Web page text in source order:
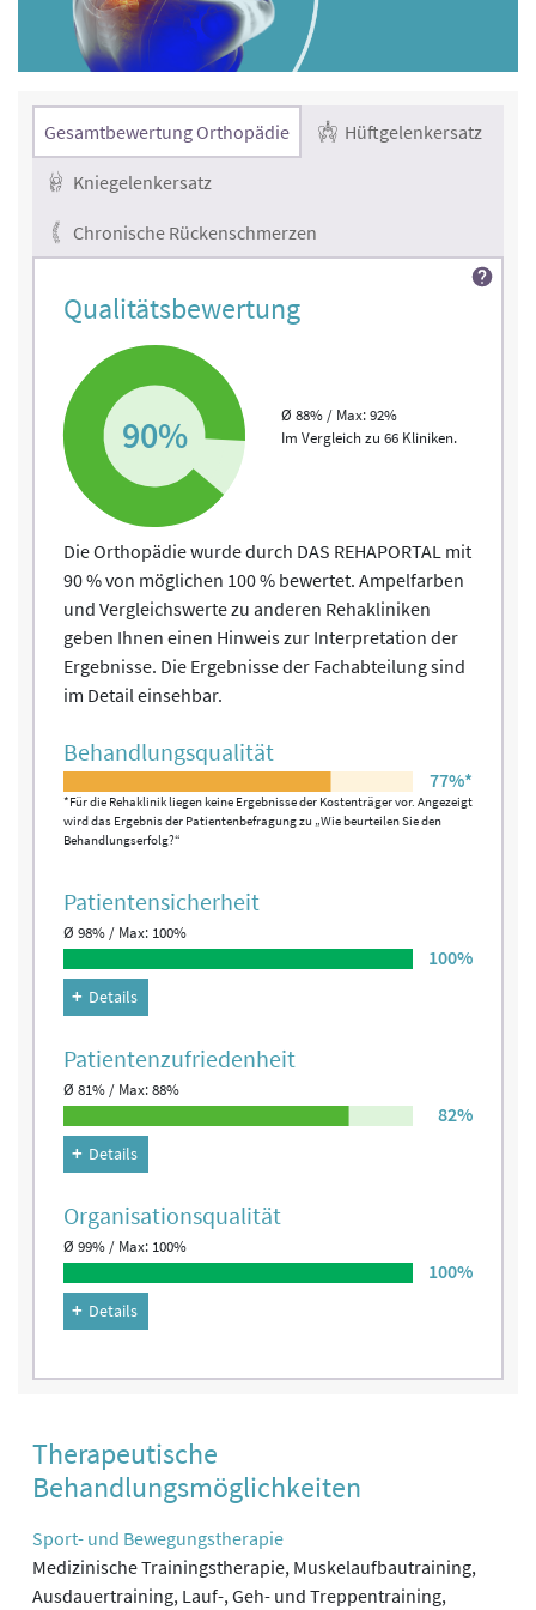
Gesamtbewertung Orthopädie Hüftgelenkersatz
Kniegelenkersatz
Chronische Rückenschmerzen
Qualitätsbewertung
90%
Ø 88% / Max: 92%
Im Vergleich zu 66 Kliniken.
Die Orthopädie wurde durch DAS REHAPORTAL mit
90 % von möglichen 100 % bewertet. Ampelfarben
und Vergleichswerte zu anderen Rehakliniken
geben Ihnen einen Hinweis zur Interpretation der
Ergebnisse. Die Ergebnisse der Fachabteilung sind
im Detail einsehbar.
Behandlungs­qualität
77%*
*Für die Rehaklinik liegen keine Ergebnisse der Kostenträger vor. Angezeigt
wird das Ergebnis der Patientenbefragung zu „Wie beurteilen Sie den
Behandlungserfolg?“
Patienten­sicherheit
Ø 98% / Max: 100%
100%
Details
Patienten­zufriedenheit
Ø 81% / Max: 88%
82%
Details
Organisations­qualität
Ø 99% / Max: 100%
100%
Details
Therapeutische
Behandlungsmöglichkeiten
Sport- und Bewegungstherapie
Medizinische Trainingstherapie, Muskelaufbautraining,
Ausdauertraining, Lauf-, Geh- und Treppentraining,